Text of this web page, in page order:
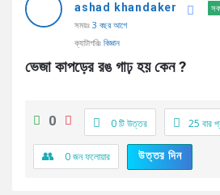
Latest
ashad khandaker
সময়ঃ 3 বছর আগে
ক্যাটাগরিঃ বিজ্ঞান
ভেজা কাপড়ের রঙ গাঢ় হয় কেন ?
0 0 টি উত্তর 25 বার
0জন ফলোয়ার উত্তর দিন